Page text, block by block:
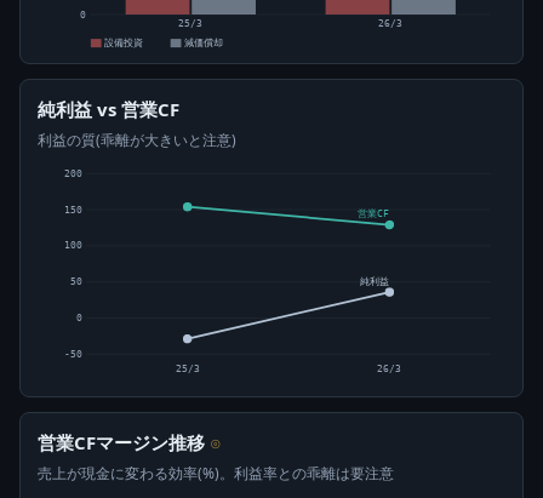
0
25/3
26/3
設備投資
減価償却
純利益 vs 営業CF
利益の質(乖離が大きいと注意)
-50
0
50
100
150
200
営業CF
純利益
25/3 26/3
営業CFマージン推移 ⊙
売上が現金に変わる効率(%)。利益率との乖離は要注意